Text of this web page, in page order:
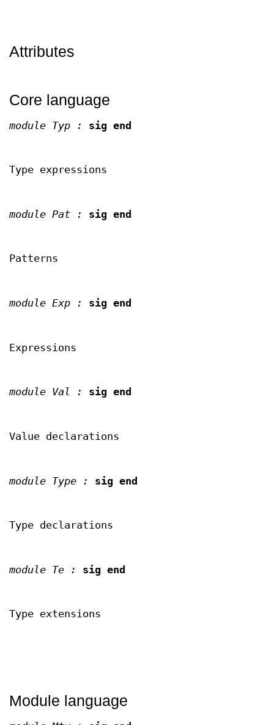
Attributes
Core language
module Typ : sig end
Type expressions
module Pat : sig end
Patterns
module Exp : sig end
Expressions
module Val : sig end
Value declarations
module Type : sig end
Type declarations
module Te : sig end
Type extensions
Module language